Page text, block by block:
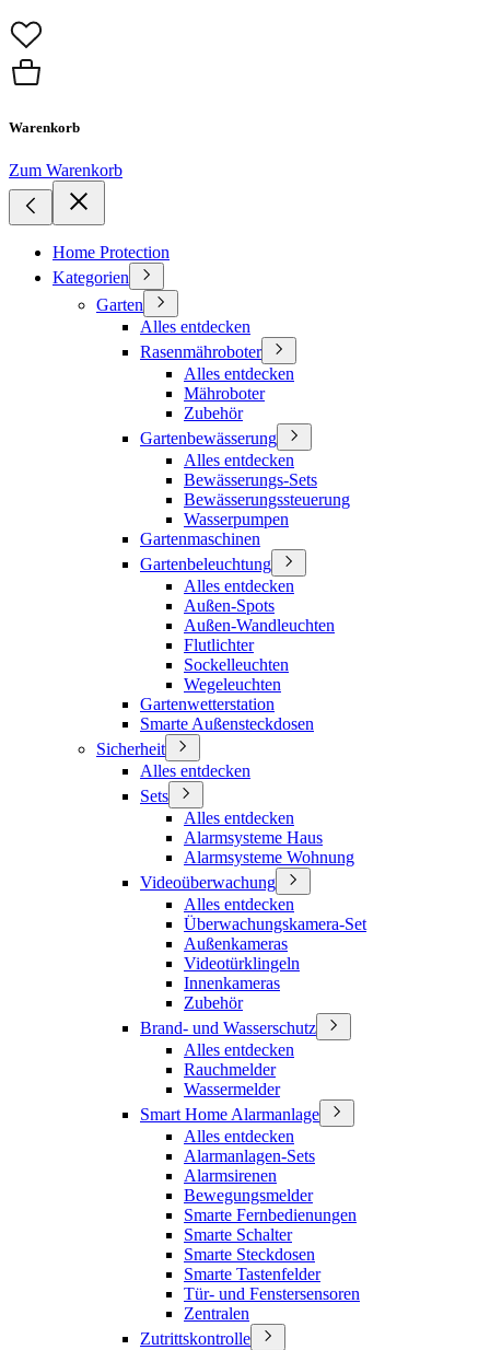
Warenkorb
Zum Warenkorb
Home Protection
Kategorien
Garten
Alles entdecken
Rasenmähroboter
Alles entdecken
Mähroboter
Zubehör
Gartenbewässerung
Alles entdecken
Bewässerungs-Sets
Bewässerungssteuerung
Wasserpumpen
Gartenmaschinen
Gartenbeleuchtung
Alles entdecken
Außen-Spots
Außen-Wandleuchten
Flutlichter
Sockelleuchten
Wegeleuchten
Gartenwetterstation
Smarte Außensteckdosen
Sicherheit
Alles entdecken
Sets
Alles entdecken
Alarmsysteme Haus
Alarmsysteme Wohnung
Videoüberwachung
Alles entdecken
Überwachungskamera-Set
Außenkameras
Videotürklingeln
Innenkameras
Zubehör
Brand- und Wasserschutz
Alles entdecken
Rauchmelder
Wassermelder
Smart Home Alarmanlage
Alles entdecken
Alarmanlagen-Sets
Alarmsirenen
Bewegungsmelder
Smarte Fernbedienungen
Smarte Schalter
Smarte Steckdosen
Smarte Tastenfelder
Tür- und Fenstersensoren
Zentralen
Zutrittskontrolle